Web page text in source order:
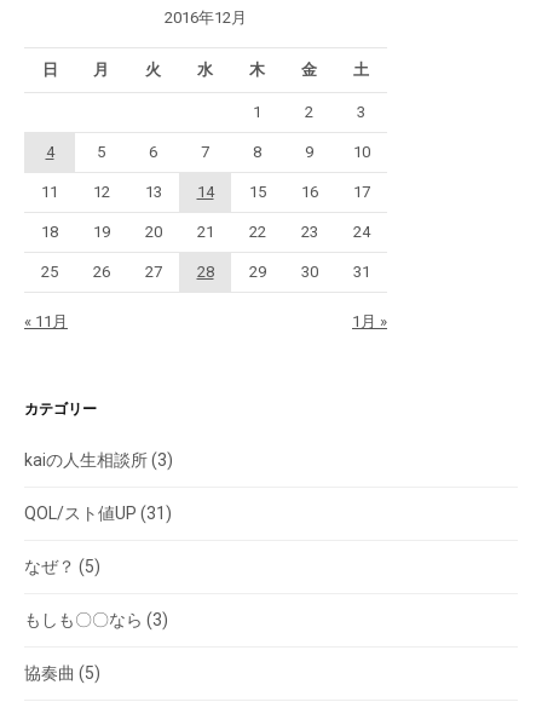
2016年12月
日 月 火 水 木 金 土
« 11月 1月 »
1 2 3
4 5 6 7 8 9 10
11 12 13 14 15 16 17
18 19 20 21 22 23 24
25 26 27 28 29 30 31
カテゴリー
kaiの人生相談所(3)
QOL/スト値UP (31)
なぜ？ (5)
もしも〇〇なら (3)
協奏曲 (5)